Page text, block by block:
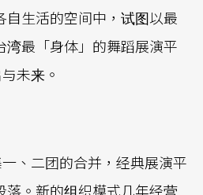
自生活的空间中，试图以最
最「身体」的舞蹈展演平
未来。
、二团的合并，经典展演平
落。新的组织模式几年经营